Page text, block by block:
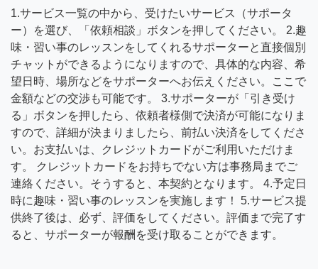
1.サービス一覧の中から、受けたいサービス（サポータ
ー）を選び、「依頼相談」ボタンを押してください。 2.趣
味・習い事のレッスンをしてくれるサポーターと直接個別
チャットができるようになりますので、具体的な内容、希
望日時、場所などをサポーターへお伝えください。ここで
金額などの交渉も可能です。 3.サポーターが「引き受け
る」ボタンを押したら、依頼者様側で決済が可能になりま
すので、詳細が決まりましたら、前払い決済をしてくださ
い。お支払いは、クレジットカードがご利用いただけま
す。 クレジットカードをお持ちでない方は事務局までご
連絡ください。そうすると、本契約となります。 4.予定日
時に趣味・習い事のレッスンを実施します！ 5.サービス提
供終了後は、必ず、評価をしてください。評価まで完了す
ると、サポーターが報酬を受け取ることができます。